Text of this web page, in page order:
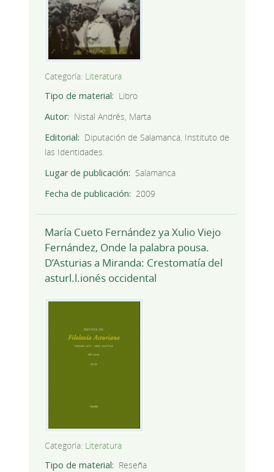
Categoría: Literatura
Tipo de material
Libro
Autor
Nistal Andrés, Marta
Editorial
Diputación de Salamanca. Instituto de
las Identidades.
Lugar de publicación
Salamanca
Fecha de publicación
2009
María Cueto Fernández ya Xulio Viejo
Fernández, Onde la palabra pousa.
D’Asturias a Miranda: Crestomatía del
asturl.l.ionés occidental
Categoría: Literatura
Tipo de material
Reseña